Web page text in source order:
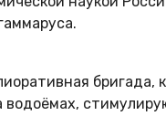
водоёмах,